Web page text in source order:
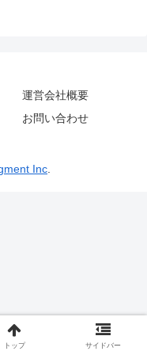
運営会社概要
お問い合わせ
Inc
トップ サイドバー